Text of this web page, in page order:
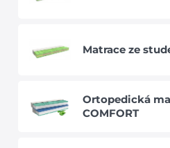
Matrace ze
Ortopedická
COMFORT